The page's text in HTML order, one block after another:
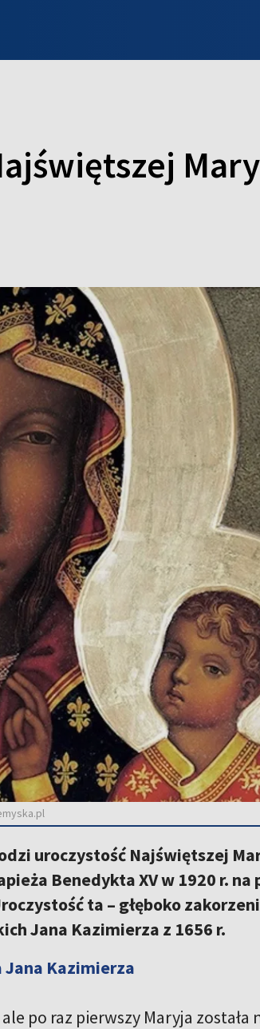
uroczystość Najświętszej
Benedykta XV w 1920 r.
ta – głęboko
Jana Kazimierza z 1656 r.
Jana Kazimierza
po raz pierwszy Maryja